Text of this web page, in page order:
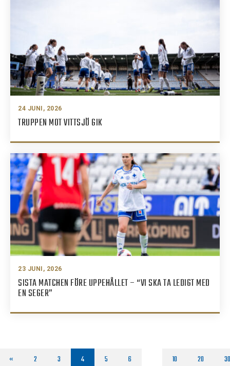
24 JUNI, 2026
TRUPPEN MOT VITTSJÖ GIK
23 JUNI, 2026
SISTA MATCHEN FÖRE UPPEHÅLLET – “VI SKA TA LEDIGT MED
EN SEGER”
« 2 3 4 5 6 10 20 30